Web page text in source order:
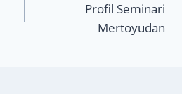
Profil Seminari
Mertoyudan